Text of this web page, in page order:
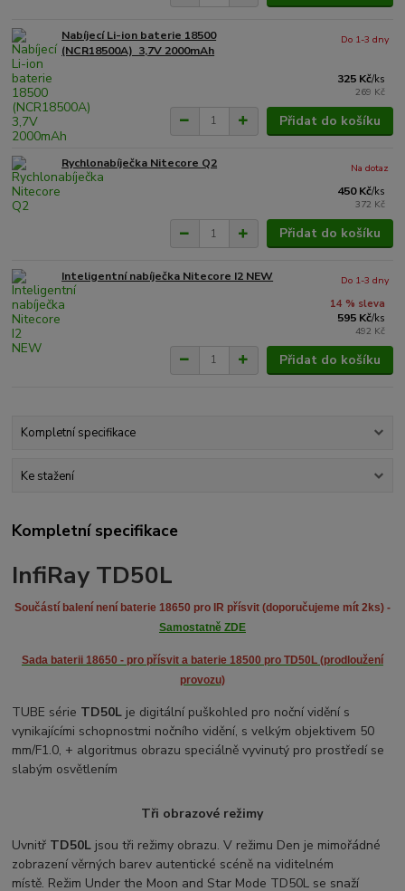
Nabíjecí Li-ion baterie 18500
(NCR18500A) 3,7V 2000mAh
325 Kč/ks
269 Kč
Do 1-3 dny
Přidat do košíku
Rychlonabíječka Nitecore Q2
450 Kč/ks
372 Kč
Na dotaz
Přidat do košíku
Inteligentní nabíječka Nitecore I2 NEW
14 % sleva
595 Kč/ks
492 Kč
Do 1-3 dny
Přidat do košíku
Kompletní specifikace
Ke stažení
Kompletní specifikace
InfiRay TD50L
Součástí balení není baterie 18650 pro IR přísvit (doporučujeme mít 2ks) -
Samostatně ZDE
Sada baterii 18650 - pro přísvit a baterie 18500 pro TD50L (prodloužení
provozu)
TUBE série TD50L je digitální puškohled pro noční vidění s
vynikajícími schopnostmi nočního vidění, s velkým objektivem 50
mm/F1.0, + algoritmus obrazu speciálně vyvinutý pro prostředí se
slabým osvětlením
Tři obrazové režimy
Uvnitř TD50L jsou tři režimy obrazu. V režimu Den je mimořádné
zobrazení věrných barev autentické scéně na viditelném
místě. Režim Under the Moon and Star Mode TD50L se snaží